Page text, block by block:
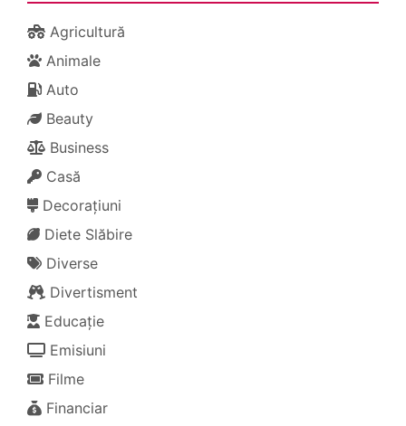
Agricultură
Animale
Auto
Beauty
Business
Casă
Decorațiuni
Diete Slăbire
Diverse
Divertisment
Educație
Emisiuni
Filme
Financiar